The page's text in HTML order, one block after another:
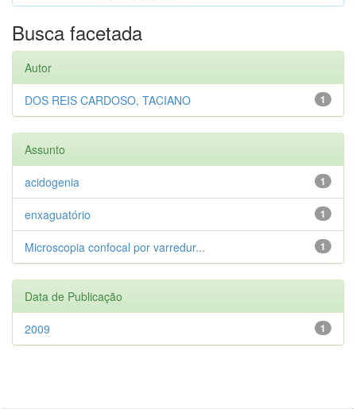
Busca facetada
Autor
1
DOS REIS CARDOSO, TACIANO
Assunto
1
acidogenia
1
enxaguatório
1
Microscopia confocal por varredur...
Data de Publicação
1
2009